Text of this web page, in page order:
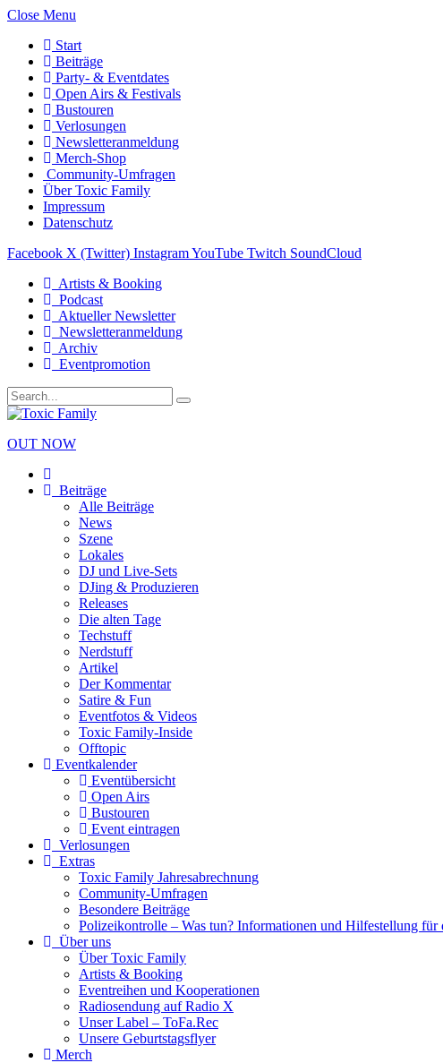
Close Menu
Start
Beiträge
Party- & Eventdates
Open Airs & Festivals
Bustouren
Verlosungen
Newsletteranmeldung
Merch-Shop
Community-Umfragen
Über Toxic Family
Impressum
Datenschutz
Facebook X (Twitter) InstagramYouTube Twitch SoundCloud
Artists & Booking
Podcast
Aktueller Newsletter
Newsletteranmeldung
Archiv
Eventpromotion
OUT NOW
Beiträge
Alle Beiträge
News
Szene
Lokales
DJ und Live-Sets
DJing & Produzieren
Releases
Die alten Tage
Techstuff
Nerdstuff
Artikel
Der Kommentar
Satire & Fun
Eventfotos & Videos
Toxic Family-Inside
Offtopic
Eventkalender
Eventübersicht
Open Airs
Bustouren
Event eintragen
Verlosungen
Extras
Toxic Family Jahresabrechnung
Community-Umfragen
Besondere Beiträge
Polizeikontrolle – Was tun? Informationen und Hilfestellung für
Über uns
Über Toxic Family
Artists & Booking
Eventreihen und Kooperationen
Radiosendung auf Radio X
Unser Label – ToFa.Rec
Unsere Geburtstagsflyer
Merch